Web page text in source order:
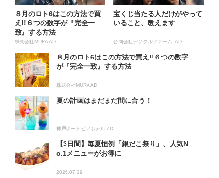
８月のロト6はこの方法で買
え!!６つの数字が『完全一
致』する方法
株式会社MURA AD
宝くじ当たる人だけがやって
いること、教えます
合同会社デジタルファーム AD
８月のロト6はこの方法で買え!!６つの数字
が『完全一致』する方法
株式会社MURA AD
夏の計画はまだまだ間に合う！
神戸ポートピアホテル AD
【3日間】毎夏恒例「銀だこ祭り」、人気N
o.1メニューがお得に
2026.07.29